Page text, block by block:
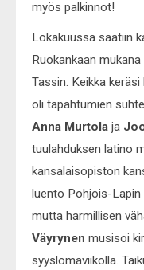
myös palkinnot!
Lokakuussa saatiin
Ruokankaan
Tassin. Keikka
oli tapahtumien
Anna Murtola ja
tuulahduksen latino
kansalaisopiston
luento Pohjois-Lapin
mutta harmillisen
Väyrynen musisoi
syyslomaviikolla.